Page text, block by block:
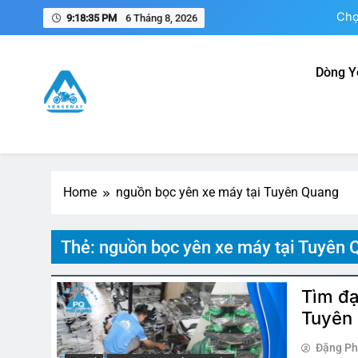
9:18:35 PM 6 Tháng 8, 2026
Nam
Dòng
Home nguồn bọc yên xe máy tại Tuyên Quang
Thẻ: nguồn bọc yên xe máy tại Tuyên
Tìm
Đặng